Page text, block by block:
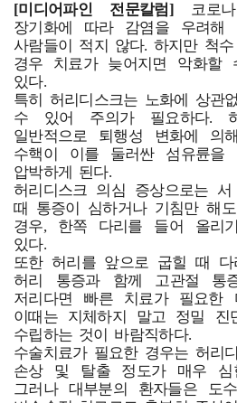
[미디어파인 전문칼럼] 코로
장기화에 따라 감염을 우려해
사람들이 적지 않다. 하지만 척
경우 치료가 늦어지면 악화
있다.
특히 허리디스크는 노화에 상관
수 있어 주의가 필요하다. 허
일반적으로 퇴행성 변화에 의
수핵이 이를 둘러싼 섬유륜을
압박하게 된다.
허리디스크 의심 증상으로는
때 통증이 심하거나 기침만 해
경우, 한쪽 다리를 들어 올리
있다.
또한 허리를 앞으로 굽힐 때
허리 통증과 함께 고관절 통증
저리다면 빠른 치료가 필요한
이때는 지체하지 말고 정밀 진
수립하는 것이 바람직하다.
수술치료가 필요한 경우는 허리
손상 및 탈출 정도가 매우 심
그러나 대부분의 환자들은 도